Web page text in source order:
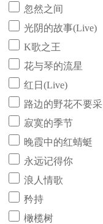
忽然之间
光阴的故事(Live)
K歌之王
花与琴的流星
红日(Live)
路边的野花不要采
寂寞的季节
晚霞中的红蜻蜓
永远记得你
浪人情歌
矜持
橄榄树